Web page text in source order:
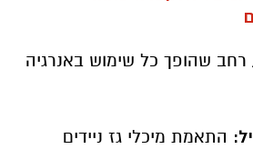
שהופך כל שימוש באנרגיה
התאמת מיכלי גז ניידים